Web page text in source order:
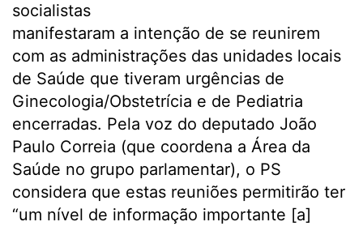
socialistas
manifestaram a intenção de se reunirem
com as administrações das unidades locais
de Saúde que tiveram urgências de
Ginecologia/Obstetrícia e de Pediatria
encerradas. Pela voz do deputado João
Paulo Correia (que coordena a Área da
Saúde no grupo parlamentar), o PS
considera que estas reuniões permitirão ter
“um nível de informação importante [a]